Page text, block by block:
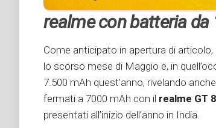
realme con batteria da
Come anticipato in apertura di
lo scorso mese di Maggio e, in
7.500 mAh quest’anno, rivelando
fermati a 7000 mAh con il realme GT
presentati all’inizio dell’anno in India.